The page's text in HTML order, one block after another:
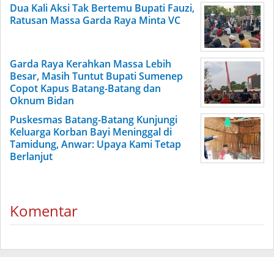
Dua Kali Aksi Tak Bertemu Bupati Fauzi,
Ratusan Massa Garda Raya Minta VC
Garda Raya Kerahkan Massa Lebih
Besar, Masih Tuntut Bupati Sumenep
Copot Kapus Batang-Batang dan
Oknum Bidan
Puskesmas Batang-Batang Kunjungi
Keluarga Korban Bayi Meninggal di
Tamidung, Anwar: Upaya Kami Tetap
Berlanjut
Komentar